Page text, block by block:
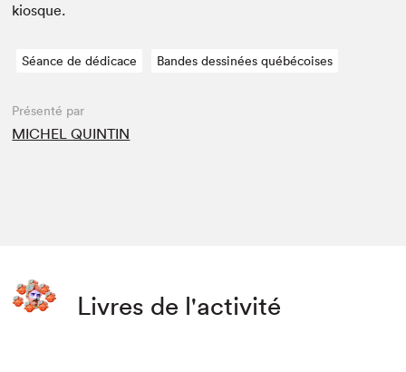
kiosque.
Séance de dédicace Bandes dessinées québécoises
Présenté par
MICHEL QUINTIN
Livres de l'activité